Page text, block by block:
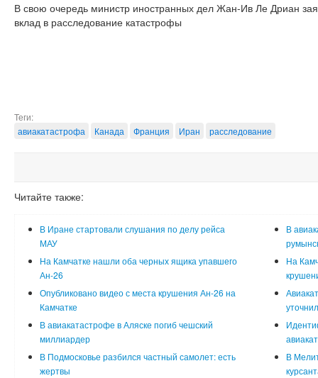
В свою очередь министр иностранных дел Жан-Ив Ле Дриан
вклад в расследование катастрофы
Теги:
авиакатастрофа
Канада Франция Иран расследование
Читайте также:
В Иране стартовали слушания по делу рейса
МАУ
В
На Камчатке нашли оба черных ящика упавшего
Ан-26
На
Опубликовано видео с места крушения Ан-26 на
Камчатке
В авиакатастрофе в Аляске погиб чешский
миллиардер
В Подмосковье разбился частный самолет: есть
жертвы
В